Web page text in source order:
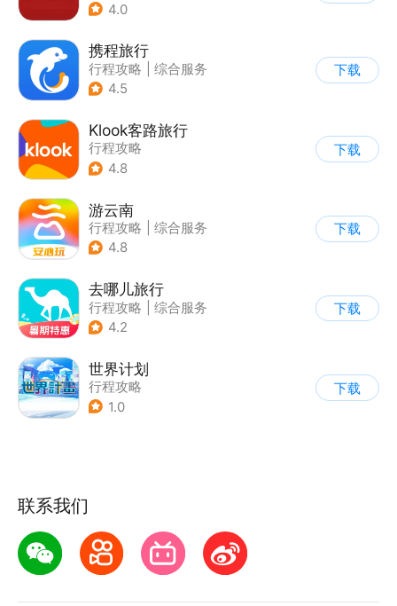
4.0
携程旅行
行程攻略
综合服务
4.5
下载
Klook客路旅行
行程攻略
4.8
下载
游云南
行程攻略
综合服务
4.8
下载
去哪儿旅行
行程攻略
综合服务
4.2
下载
世界计划
行程攻略
1.0
下载
联系我们